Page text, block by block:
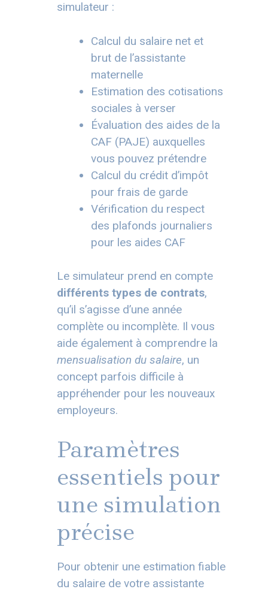
simulateur :
Calcul du salaire net et
brut de l’assistante
maternelle
Estimation des cotisations
sociales à verser
Évaluation des aides de la
CAF (PAJE) auxquelles
vous pouvez prétendre
Calcul du crédit d’impôt
pour frais de garde
Vérification du respect
des plafonds journaliers
pour les aides CAF
Le simulateur prend en compte
différents types de contrats,
qu’il s’agisse d’une année
complète ou incomplète. Il vous
aide également à comprendre la
mensualisation du salaire, un
concept parfois difficile à
appréhender pour les nouveaux
employeurs.
Paramètres
essentiels pour
une simulation
précise
Pour obtenir une estimation fiable
du salaire de votre assistante